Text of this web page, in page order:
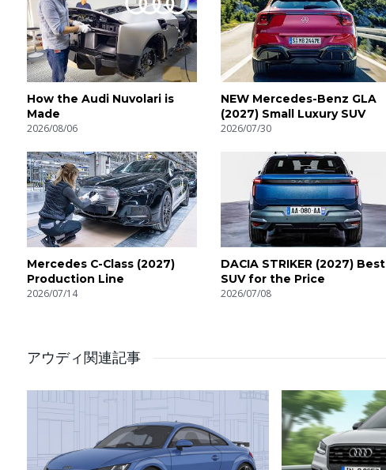
How the Audi Nuvolari is
Made
2026/08/06
NEW Mercedes-Benz GLA
(2027) Small Luxury SUV
2026/07/30
Mercedes C-Class (2027)
Production Line
2026/07/14
DACIA STRIKER (2027) Best
SUV for the Price
2026/07/08
アウディ関連記事